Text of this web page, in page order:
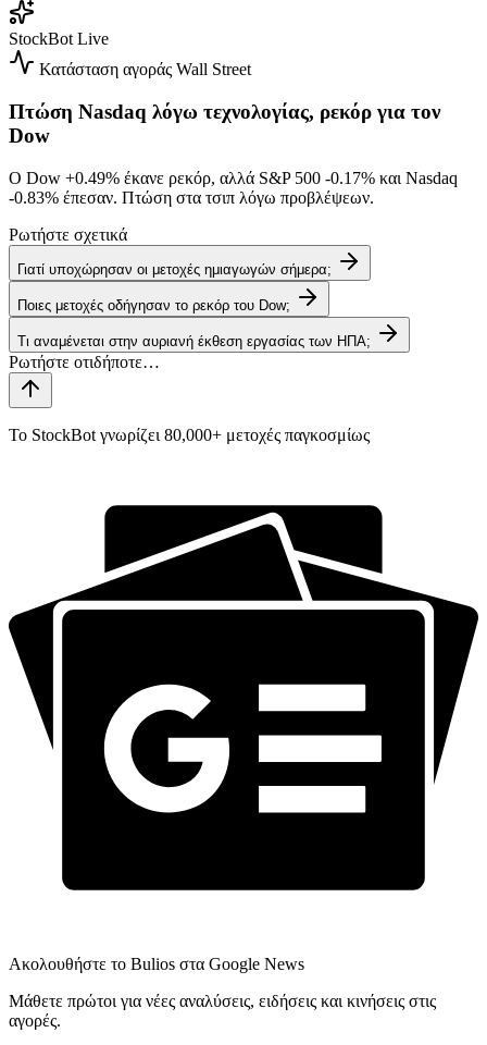
StockBot Live
Κατάσταση αγοράς Wall Street
Πτώση Nasdaq λόγω τεχνολογίας, ρεκόρ για τον
Dow
Ο Dow +0.49% έκανε ρεκόρ, αλλά S&P 500 -0.17% και Nasdaq
-0.83% έπεσαν. Πτώση στα τσιπ λόγω προβλέψεων.
Ρωτήστε σχετικά
Γιατί υποχώρησαν οι μετοχές ημιαγωγών σήμερα;
Ποιες μετοχές οδήγησαν το ρεκόρ του Dow;
Τι αναμένεται στην αυριανή έκθεση εργασίας των ΗΠΑ;
Το StockBot γνωρίζει 80,000+ μετοχές παγκοσμίως
Ακολουθήστε το Bulios στα Google News
Μάθετε πρώτοι για νέες αναλύσεις, ειδήσεις και κινήσεις στις
αγορές.